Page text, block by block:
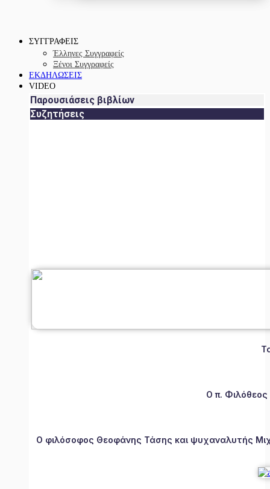
ΣΥΓΓΡΑΦΕΙΣ
Έλληνες Συγγραφείς
Ξένοι Συγγραφείς
ΕΚΔΗΛΩΣΕΙΣ
VIDEO
Παρουσιάσεις βιβλίων
Συζητήσεις
Ο π.
Ο φιλόσοφος Θεοφάνης Τάσης και ψυχαναλυτής